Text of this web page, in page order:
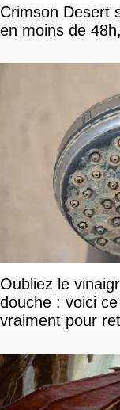
Crimson Desert
en moins de
Oubliez le
douche : voici
vraiment pour